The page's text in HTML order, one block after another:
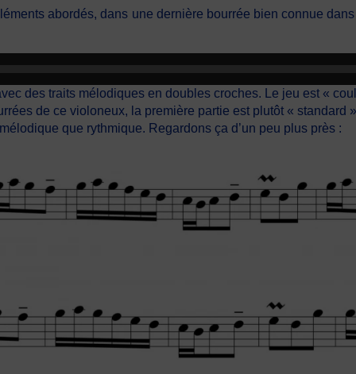
abordés, dans une dernière bourrée bien connue
des traits mélodiques en doubles croches. Le jeu est «
de ce violoneux, la première partie est plutôt « standard
que rythmique. Regardons ça d’un peu plus près :